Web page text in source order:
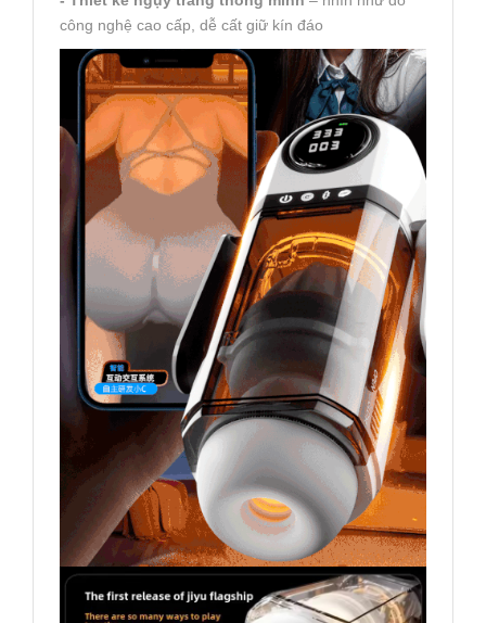
công nghệ cao cấp, dễ cất giữ kín đáo